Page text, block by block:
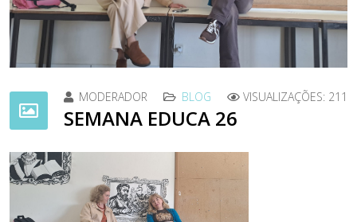
MODERADOR BLOG VISUALIZAÇÕES: 211
SEMANA EDUCA 26